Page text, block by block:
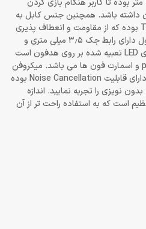
می کند. طول کابل این هدفون 2 متر بوده تا کاربر هنگام بازی ‌کردن
داشته باشد. همچنین جنس کابل به
کار رفته در این هدفون از نوع TPE بوده که از مقاومت و انعطاف پذیری
بالایی بر خوردار است. این محصول دارای رابط جک 3٫5 میلی متری و
رابط USB برای تامین برق نورپردازی LED تعبیه شده بر روی هدفون است
که قابل اتصال به ps4، xbox ، Pc و اسمارت فون ها می باشد. میکروفن
متحرک 120 درجه ای این هدفون دارای قابلیت Noise Cancellation بوده
نویزی را تجربه نمایید. اندازه
است که به استفاده راحت تر از آن